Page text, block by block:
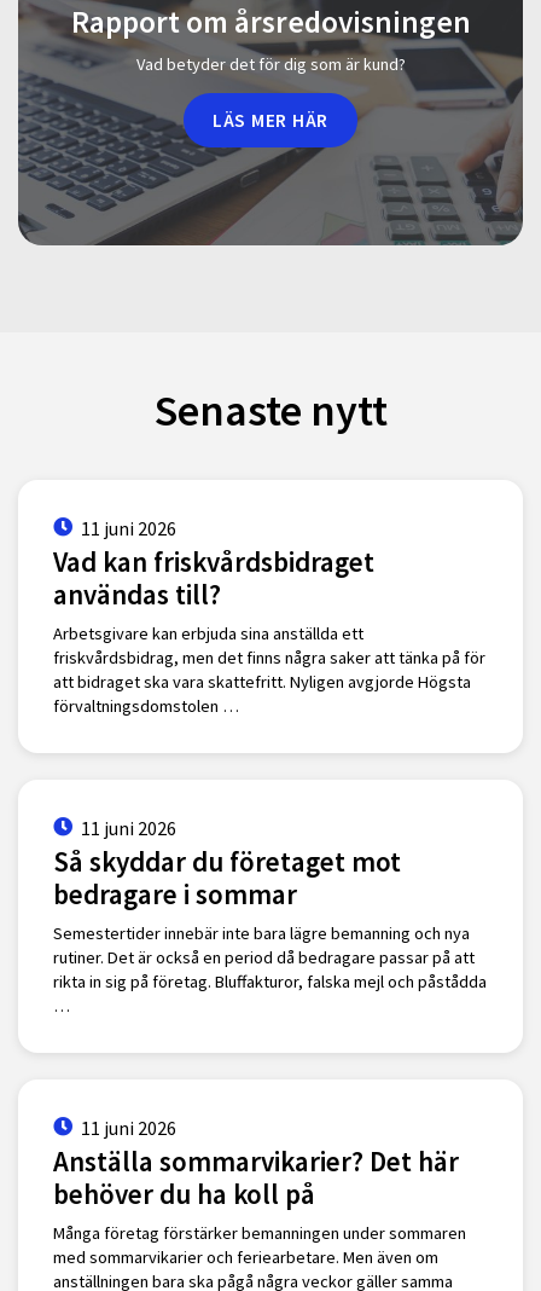
Rapport om årsredovisningen
Vad betyder det för dig som är kund?
LÄS MER HÄR
Senaste nytt
11 juni 2026
Vad kan friskvårdsbidraget
användas till?
Arbetsgivare kan erbjuda sina anställda ett
friskvårdsbidrag, men det finns några saker att tänka på för
att bidraget ska vara skattefritt. Nyligen avgjorde Högsta
förvaltningsdomstolen …
11 juni 2026
Så skyddar du företaget mot
bedragare i sommar
Semestertider innebär inte bara lägre bemanning och nya
rutiner. Det är också en period då bedragare passar på att
rikta in sig på företag. Bluffakturor, falska mejl och påstådda
…
11 juni 2026
Anställa sommarvikarier? Det här
behöver du ha koll på
Många företag förstärker bemanningen under sommaren
med sommarvikarier och feriearbetare. Men även om
anställningen bara ska pågå några veckor gäller samma